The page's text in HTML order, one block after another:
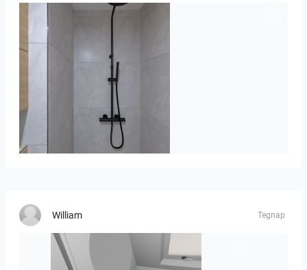
William Tegnap